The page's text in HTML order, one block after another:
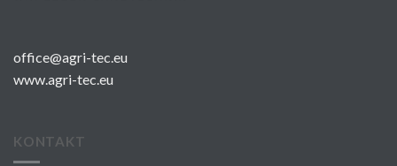
office@agri-tec.eu
www.agri-tec.eu
KONTAKT